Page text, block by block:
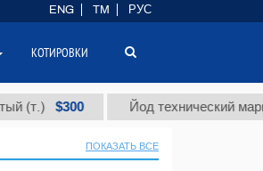
$300 Йод технический марки "А"
ПОКАЗАТЬ ВСЕ
ENG TM РУС
КОТИРОВКИ